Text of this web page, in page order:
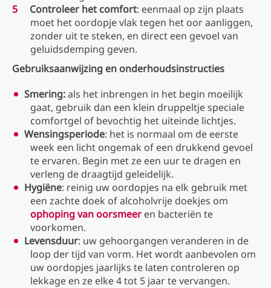
Controleer het comfort: eenmaal op zijn plaats
moet het oordopje vlak tegen het oor aanliggen,
zonder uit te steken, en direct een gevoel van
geluidsdemping geven.
Gebruiksaanwijzing en onderhoudsinstructies
Smering:als het inbrengen in het begin moeilijk
gaat, gebruik dan een klein druppeltje speciale
comfortgel of bevochtig het uiteinde lichtjes.
Wensingsperiode: het is normaal om de eerste
week een licht ongemak of een drukkend gevoel
te ervaren. Begin met ze een uur te dragen en
verleng de draagtijd geleidelijk.
Hygiëne: reinig uw oordopjes na elk gebruik met
een zachte doek of alcoholvrije doekjes om
ophoping van oorsmeer en bacteriën te
voorkomen.
Levensduur: uw gehoorgangen veranderen in de
loop der tijd van vorm. Het wordt aanbevolen om
uw oordopjes jaarlijks te laten controleren op
lekkage en ze elke 4 tot 5 jaar te vervangen.